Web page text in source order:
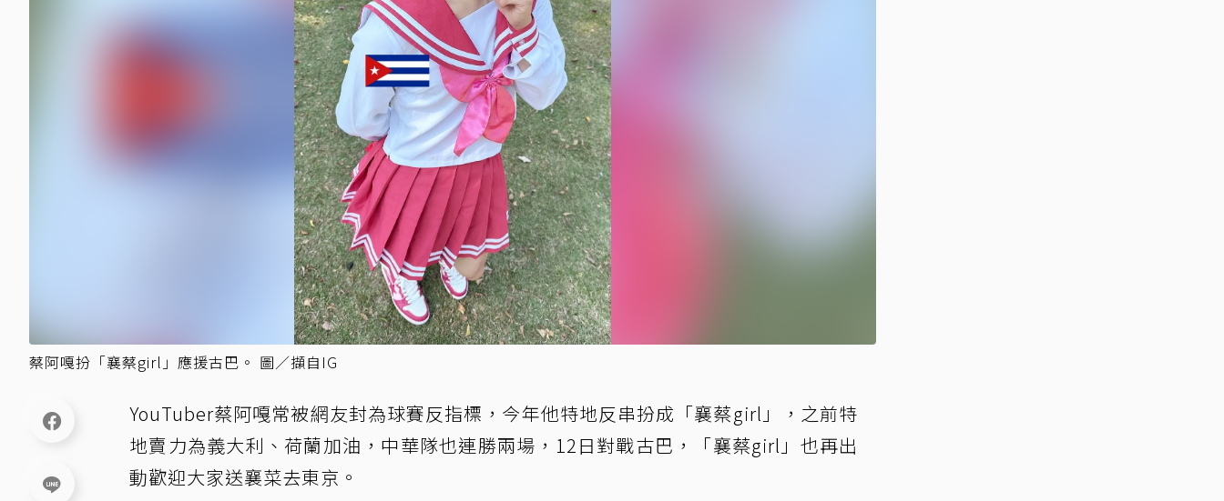
蔡阿嘎扮「襄蔡girl」應援古巴。 圖／擷自IG
YouTuber蔡阿嘎常被網友封為球賽反指標，今年他特地反串扮成「襄蔡girl」，之前特
地賣力為義大利、荷蘭加油，中華隊也連勝兩場，12日對戰古巴，「襄蔡girl」也再出
動歡迎大家送襄菜去東京。